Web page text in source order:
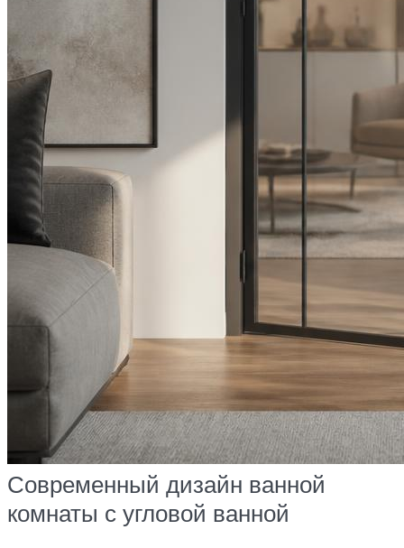
Современный дизайн ванной
комнаты с угловой ванной